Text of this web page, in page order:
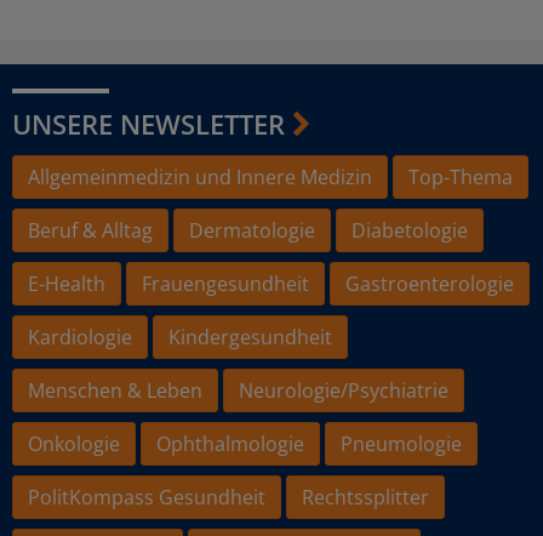
UNSERE NEWSLETTER
Allgemeinmedizin und Innere Medizin
Top-Thema
Beruf & Alltag
Dermatologie
Diabetologie
E-Health
Frauengesundheit
Gastroenterologie
Kardiologie
Kindergesundheit
Menschen & Leben
Neurologie/Psychiatrie
Onkologie
Ophthalmologie
Pneumologie
PolitKompass Gesundheit
Rechtssplitter